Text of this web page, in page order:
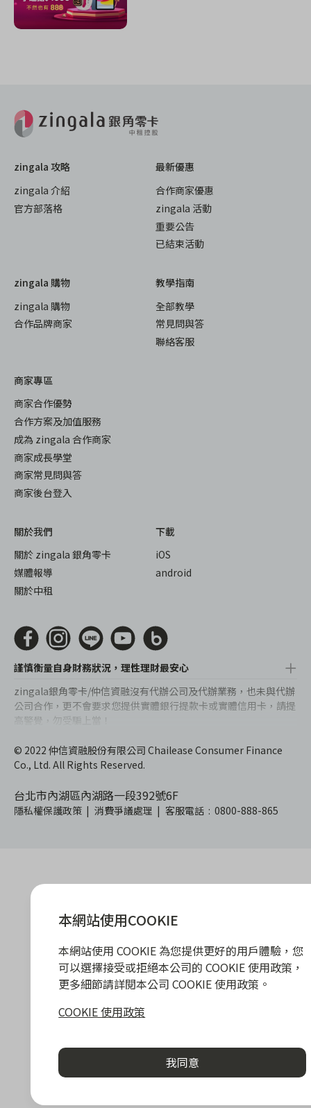
zingala 攻略
zingala 介紹
官方部落格
最新優惠
合作商家優惠
zingala 活動
重要公告
已結束活動
zingala 購物
zingala 購物
合作品牌商家
教學指南
全部教學
常見問與答
聯絡客服
商家專區
商家合作優勢
合作方案及加值服務
成為 zingala 合作商家
商家成長學堂
商家常見問與答
商家後台登入
關於我們
關於 zingala 銀角零卡
媒體報導
關於中租
下載
iOS
android
謹慎衡量自身財務狀況，理性理財最安心
zingala銀角零卡/仲信資融沒有代辦公司及代辦業務，也未與代辦
公司合作，更不會要求您提供實體銀行提款卡或實體信用卡，請提
高警覺，勿受騙上當！
百分率區間為0%~15.9%，實際費用率，仍以各合作商家提供之商
品或服務為準，且每一案件實際之年百分率仍視其個別產品及分期
© 2022 仲信資融股份有限公司 Chailease Consumer Finance
Co., Ltd. All Rights Reserved.
台北市內湖區內湖路一段392號6F
隱私權保護政策 | 消費爭議處理 | 客服電話 : 0800-888-865
本網站使用COOKIE
本網站使用 COOKIE 為您提供更好的用戶體驗，您
可以選擇接受或拒絕本公司的 COOKIE 使用政策，
更多細節請詳閱本公司 COOKIE 使用政策。
COOKIE 使用政策
我同意